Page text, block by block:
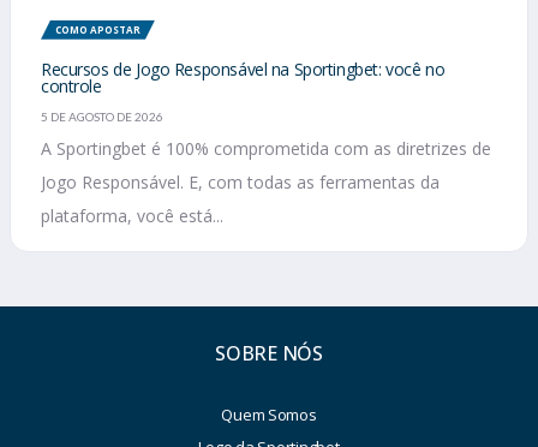
COMO APOSTAR
Recursos de Jogo Responsável na Sportingbet: você no
controle
5 DE AGOSTO DE 2026
A Sportingbet é 100% comprometida com as diretrizes de
Jogo Responsável. E, com todas as ferramentas da
plataforma, você está...
SOBRE NÓS
Quem Somos